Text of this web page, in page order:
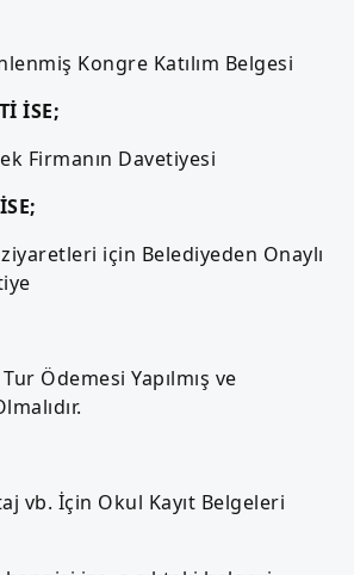
Kongre Katılım Belgesi
İSE;
Firmanın Davetiyesi
için Belediyeden Onaylı
Ödemesi Yapılmış ve
vb. İçin Okul Kayıt Belgeleri